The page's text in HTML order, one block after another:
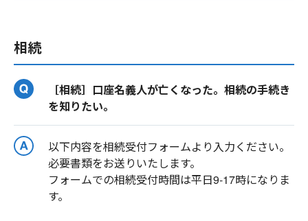
相続
［相続］口座名義人が亡くなった。相続の手続き
を知りたい。
以下内容を相続受付フォームより入力ください。
必要書類をお送りいたします。
フォームでの相続受付時間は平日9-17時になりま
す。